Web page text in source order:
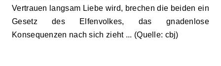
Vertrauen langsam Liebe wird, brechen die beiden ein
Gesetz des Elfenvolkes, das gnadenlose
Konsequenzen nach sich zieht ... (Quelle: cbj)